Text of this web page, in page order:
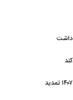
داشت
مهلت معافیت مشمولان دارای سه و چهار فرزند تا پایان ۱۴۰۷ تمدید